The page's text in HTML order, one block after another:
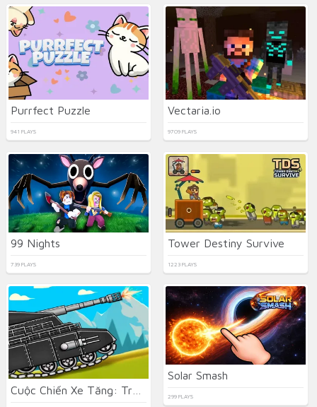
Purrfect Puzzle
941 PLAYS
Vectaria.io
9709 PLAYS
99 Nights
739 PLAYS
Tower Destiny Survive
1223 PLAYS
Solar Smash
299 PLAYS